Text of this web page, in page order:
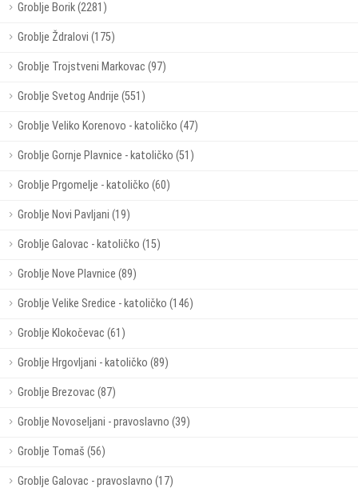
Groblje Borik (2281)
Groblje Ždralovi (175)
Groblje Trojstveni Markovac (97)
Groblje Svetog Andrije (551)
Groblje Veliko Korenovo - katoličko (47)
Groblje Gornje Plavnice - katoličko (51)
Groblje Prgomelje - katoličko (60)
Groblje Novi Pavljani (19)
Groblje Galovac - katoličko (15)
Groblje Nove Plavnice (89)
Groblje Velike Sredice - katoličko (146)
Groblje Klokočevac (61)
Groblje Hrgovljani - katoličko (89)
Groblje Brezovac (87)
Groblje Novoseljani - pravoslavno (39)
Groblje Tomaš (56)
Groblje Galovac - pravoslavno (17)